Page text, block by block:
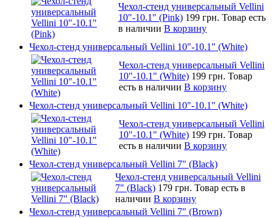
Чехол-стенд универсальный Vellini
10"-10.1" (Pink) 199 грн. Товар есть
в наличии В корзину
Чехол-стенд универсальный Vellini 10"-10.1" (White)
Чехол-стенд универсальный Vellini
10"-10.1" (White) 199 грн. Товар
есть в наличии В корзину
Чехол-стенд универсальный Vellini 10"-10.1" (White)
Чехол-стенд универсальный Vellini
10"-10.1" (White) 199 грн. Товар
есть в наличии В корзину
Чехол-стенд универсальный Vellini 7" (Black)
Чехол-стенд универсальный Vellini
7" (Black) 179 грн. Товар есть в
наличии В корзину
Чехол-стенд универсальный Vellini 7" (Brown)